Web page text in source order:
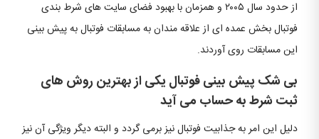
از حدود سال ۲۰۰۵ و همزمان با بهبود فضای سایت های شرط بندی
فوتبال بخش عمده ای از علاقه مندان به مسابقات فوتبال به پیش بینی
این مسابقات روی آوردند.
بی شک پیش بینی فوتبال یکی از بهترین روش های
ثبت شرط به حساب می آید
دلیل این امر به جذابیت فوتبال نیز برمی گردد و البته دیگر ویژگی آن نیز